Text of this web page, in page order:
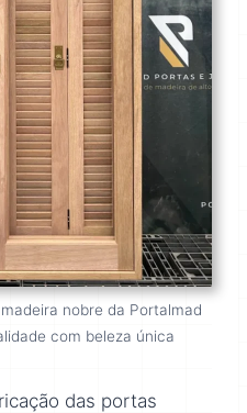
nobre da Portalmad
com beleza única
das portas